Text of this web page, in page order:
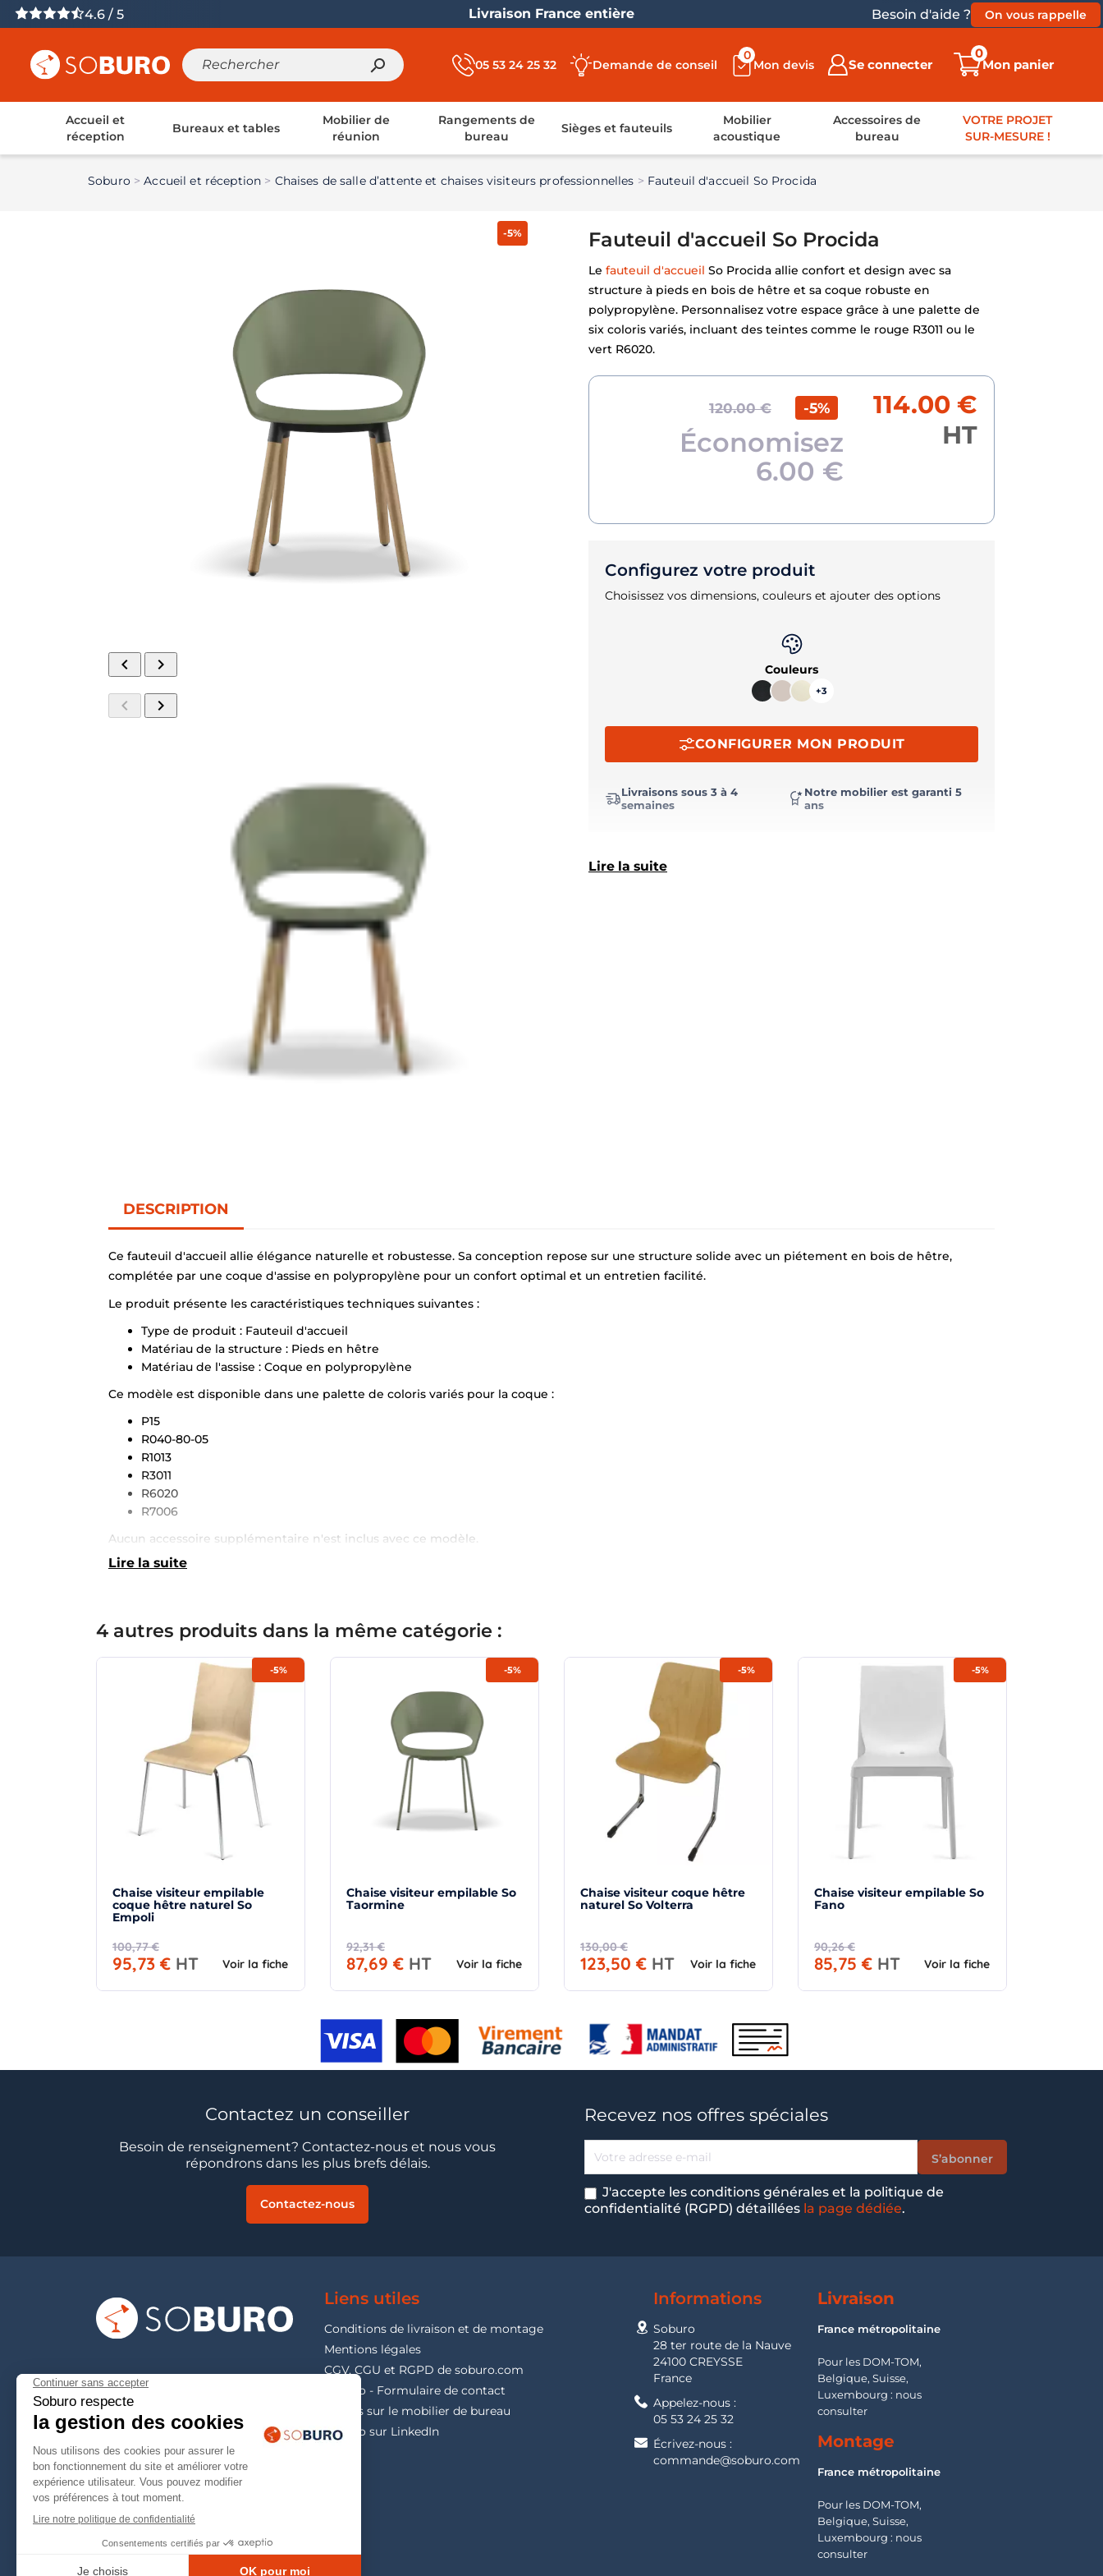
4.6 / 5 Livraison France entière Besoin d'aide ? On vous rappelle
Demande de rappel ×
search 05 53 24 25 32 Demande de conseil Mon devis
0
Se connecter Mon panier
0
Accueil et
réception
Bureaux et tables
Mobilier de
réunion
Rangements de
bureau
Sièges et fauteuils
Mobilier
acoustique
Accessoires de
bureau
VOTRE PROJET
SUR-MESURE !
Soburo Accueil et réception Chaises de salle d’attente et chaises visiteurs professionnelles Fauteuil d'accueil So Procida
-5%
 
 
Fauteuil d'accueil So Procida
Le fauteuil d'accueil So Procida allie confort et design avec sa
structure à pieds en bois de hêtre et sa coque robuste en
polypropylène. Personnalisez votre espace grâce à une palette de
six coloris variés, incluant des teintes comme le rouge R3011 ou le
vert R6020.
Lire la suite
120.00 € -5%
Économisez
6.00 €
114.00 €
HT
Configurez votre produit
Choisissez vos dimensions, couleurs et ajouter des options
Couleurs
+3
CONFIGURER MON PRODUIT
Livraisons sous 3 à 4
semaines
Notre mobilier est garanti 5
ans
DESCRIPTION
Ce fauteuil d'accueil allie élégance naturelle et robustesse. Sa conception repose sur une structure solide avec un piétement en bois de hêtre,
complétée par une coque d'assise en polypropylène pour un confort optimal et un entretien facilité.
Le produit présente les caractéristiques techniques suivantes :
Type de produit : Fauteuil d'accueil
Matériau de la structure : Pieds en hêtre
Matériau de l'assise : Coque en polypropylène
Ce modèle est disponible dans une palette de coloris variés pour la coque :
P15
R040-80-05
R1013
R3011
R6020
R7006
Aucun accessoire supplémentaire n'est inclus avec ce modèle.
Lire la suite
4 autres produits dans la même catégorie :
Chaise visiteur empilable
coque hêtre naturel So
Empoli
100,77 €
95,73 € HT Voir la fiche
-5%
Chaise visiteur empilable So
Taormine
92,31 €
87,69 € HT Voir la fiche
-5%
Chaise visiteur coque hêtre
naturel So Volterra
130,00 €
123,50 € HT Voir la fiche
-5%
Chaise visiteur empilable So
Fano
90,26 €
85,75 € HT Voir la fiche
-5%
Contactez un conseiller
Besoin de renseignement? Contactez-nous et nous vous
répondrons dans les plus brefs délais.
Contactez-nous
Recevez nos offres spéciales
J'accepte les conditions générales et la politique de
confidentialité (RGPD) détaillées la page dédiée.
Liens utiles
Conditions de livraison et de montage
Mentions légales
CGV, CGU et RGPD de soburo.com
Soburo - Formulaire de contact
Guides sur le mobilier de bureau
Soburo sur LinkedIn
Informations
Soburo
28 ter route de la Nauve
24100 CREYSSE
France
Appelez-nous :
05 53 24 25 32
Écrivez-nous :
commande@soburo.com
Livraison
France métropolitaine
Pour les DOM-TOM,
Belgique, Suisse,
Luxembourg : nous
consulter
Montage
France métropolitaine
Pour les DOM-TOM,
Belgique, Suisse,
Luxembourg : nous
consulter